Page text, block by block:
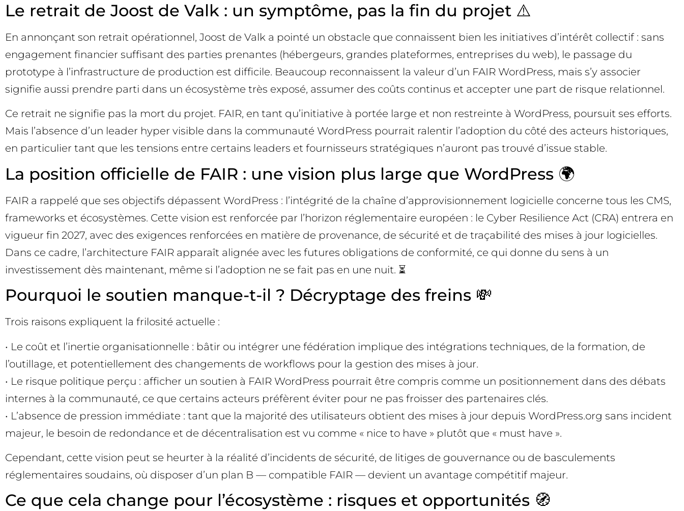
Le retrait de Joost de Valk : un symptôme, pas la fin du projet ⚠️
En annonçant son retrait opérationnel, Joost de Valk a pointé un obstacle que connaissent bien les initiatives d’intérêt collectif : sans
engagement financier suffisant des parties prenantes (hébergeurs, grandes plateformes, entreprises du web), le passage du
prototype à l’infrastructure de production est difficile. Beaucoup reconnaissent la valeur d’un FAIR WordPress, mais s’y associer
signifie aussi prendre parti dans un écosystème très exposé, assumer des coûts continus et accepter une part de risque relationnel.
Ce retrait ne signifie pas la mort du projet. FAIR, en tant qu’initiative à portée large et non restreinte à WordPress, poursuit ses efforts.
Mais l’absence d’un leader hyper visible dans la communauté WordPress pourrait ralentir l’adoption du côté des acteurs historiques,
en particulier tant que les tensions entre certains leaders et fournisseurs stratégiques n’auront pas trouvé d’issue stable.
La position officielle de FAIR : une vision plus large que WordPress 🌍
FAIR a rappelé que ses objectifs dépassent WordPress : l’intégrité de la chaîne d’approvisionnement logicielle concerne tous les CMS,
frameworks et écosystèmes. Cette vision est renforcée par l’horizon réglementaire européen : le Cyber Resilience Act (CRA) entrera en
vigueur fin 2027, avec des exigences renforcées en matière de provenance, de sécurité et de traçabilité des mises à jour logicielles.
Dans ce cadre, l’architecture FAIR apparaît alignée avec les futures obligations de conformité, ce qui donne du sens à un
investissement dès maintenant, même si l’adoption ne se fait pas en une nuit. ⏳
Pourquoi le soutien manque-t-il ? Décryptage des freins 💸
Trois raisons expliquent la frilosité actuelle :
• Le coût et l’inertie organisationnelle : bâtir ou intégrer une fédération implique des intégrations techniques, de la formation, de
l’outillage, et potentiellement des changements de workflows pour la gestion des mises à jour.
• Le risque politique perçu : afficher un soutien à FAIR WordPress pourrait être compris comme un positionnement dans des débats
internes à la communauté, ce que certains acteurs préfèrent éviter pour ne pas froisser des partenaires clés.
• L’absence de pression immédiate : tant que la majorité des utilisateurs obtient des mises à jour depuis WordPress.org sans incident
majeur, le besoin de redondance et de décentralisation est vu comme « nice to have » plutôt que « must have ».
Cependant, cette vision peut se heurter à la réalité d’incidents de sécurité, de litiges de gouvernance ou de basculements
réglementaires soudains, où disposer d’un plan B — compatible FAIR — devient un avantage compétitif majeur.
Ce que cela change pour l’écosystème : risques et opportunités 🧭